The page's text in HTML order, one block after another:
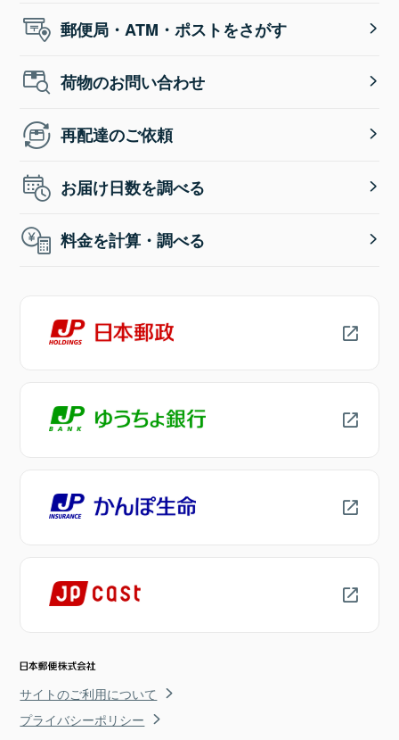
郵便局・ATM・ポストをさがす
荷物のお問い合わせ
再配達のご依頼
お届け日数を調べる
料金を計算・調べる
サイトのご利用について
プライバシーポリシー